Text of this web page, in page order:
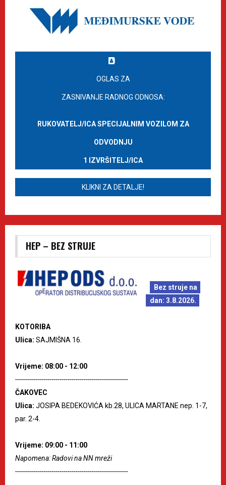
OGLAS ZA
ZASNIVANJE RADNOG ODNOSA:
RUKOVATELJ/ICA SPECIJALNIM VOZILOM ZA
ODVODNJU
1 IZVRŠITELJ/ICA
KLIKNI ZA DETALJE!
HEP – BEZ STRUJE
Bez struje na
dan: 3.8.2026.
KOTORIBA
Ulica: SAJMIŠNA 16.
Vrijeme: 08:00 - 12:00
--------------------------------------------------------
ČAKOVEC
Ulica: JOSIPA BEDEKOVIĆA kb.28, ULICA MARTANE nep. 1-7,
par. 2-4.
Vrijeme: 09:00 - 11:00
Napomena: Radovi na NN mreži
--------------------------------------------------------